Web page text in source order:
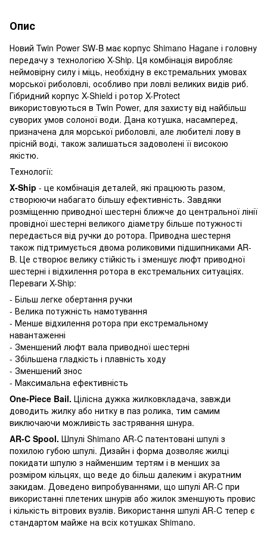
Опис
Новий Twin Power SW-B має корпус Shimano Hagane і головну
передачу з технологією X-Ship. Ця комбінація виробляє
неймовірну силу і міць, необхідну в екстремальних умовах
морської риболовлі, особливо при ловлі великих видів риб.
Гібридний корпус X-Shield і ротор X-Protect
використовуються в Twin Power, для захисту від найбільш
суворих умов солоної води. Дана котушка, насамперед,
призначена для морської риболовлі, але любителі лову в
прісній воді, також залишаться задоволені її високою
якістю.
Технології:
X-Ship - це комбінація деталей, які працюють разом,
створюючи набагато більшу ефективність. Завдяки
розміщенню приводної шестерні ближче до центральної лінії
провідної шестерні великого діаметру більше потужності
передається від ручки до ротора. Приводна шестерня
також підтримується двома роликовими підшипниками AR-
B. Це створює велику стійкість і зменшує люфт приводної
шестерні і відхилення ротора в екстремальних ситуаціях.
Переваги X-Ship:
- Більш легке обертання ручки
- Велика потужність намотування
- Менше відхилення ротора при екстремальному
навантаженні
- Зменшений люфт вала приводної шестерні
- Збільшена гладкість і плавність ходу
- Зменшений знос
- Максимальна ефективність
One-Piece Bail. Цілісна дужка жилковкладача, завжди
доводить жилку або нитку в паз ролика, тим самим
виключаючи можливість застрявання шнура.
AR-C Spool. Шпулі Shimano AR-C патентовані шпулі з
похилою губою шпулі. Дизайн і форма дозволяє жилці
покидати шпулю з найменшим тертям і в менших за
розміром кільцях, що веде до більш далеким і акуратним
закидам. Доведено випробуваннями, що шпулі AR-C при
використанні плетених шнурів або жилок зменшують провис
і кількість вітрових вузлів. Використання шпулі AR-C тепер є
стандартом майже на всіх котушках Shimano.